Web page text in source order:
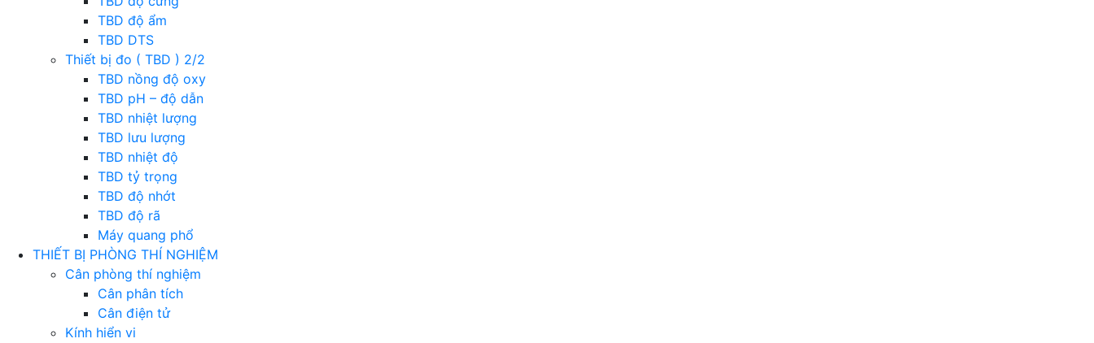
TBD độ ẩm
TBD DTS
Thiết bị đo ( TBD ) 2/2
TBD nồng độ oxy
TBD pH – độ dẫn
TBD nhiệt lượng
TBD lưu lượng
TBD nhiệt độ
TBD tỷ trọng
TBD độ nhớt
TBD độ rã
Máy quang phổ
THIẾT BỊ PHÒNG THÍ NGHIỆM
Cân phòng thí nghiệm
Cân phân tích
Cân điện tử
Kính hiển vi